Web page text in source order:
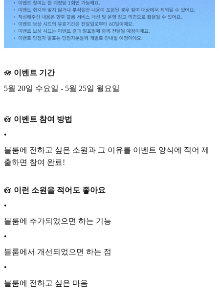
🪷 이벤트 기간
5월 20일 수요일 - 5월 25일 월요일
🪷 이벤트 참여 방법
•
블룸에 전하고 싶은 소원과 그 이유를 이벤트 양식에 적어 제
출하면 참여 완료!
🪷 이런 소원을 적어도 좋아요
•
블룸에 추가되었으면 하는 기능
•
블룸에서 개선되었으면 하는 점
•
블룸에 전하고 싶은 마음